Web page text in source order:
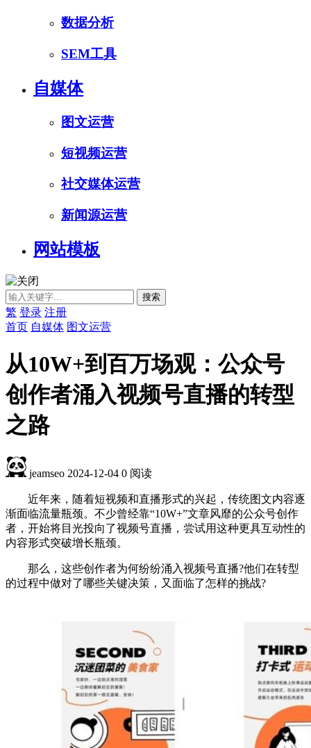
数据分析
SEM工具
自媒体
图文运营
短视频运营
社交媒体运营
新闻源运营
网站模板
繁 登录 注册
首页 自媒体 图文运营
从10W+到百万场观：公众号
创作者涌入视频号直播的转型
之路
jeamseo 2024-12-04 0 阅读
近年来，随着短视频和直播形式的兴起，传统图文内容逐
渐面临流量瓶颈。不少曾经靠“10W+”文章风靡的公众号创作
者，开始将目光投向了视频号直播，尝试用这种更具互动性的
内容形式突破增长瓶颈。
那么，这些创作者为何纷纷涌入视频号直播?他们在转型
的过程中做对了哪些关键决策，又面临了怎样的挑战?